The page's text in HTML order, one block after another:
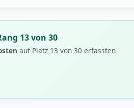
13 von 30
auf Platz 13 von 30 erfassten